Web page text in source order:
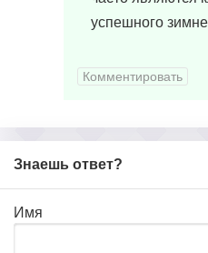
успешного
Комментировать
Знаешь ответ?
Имя